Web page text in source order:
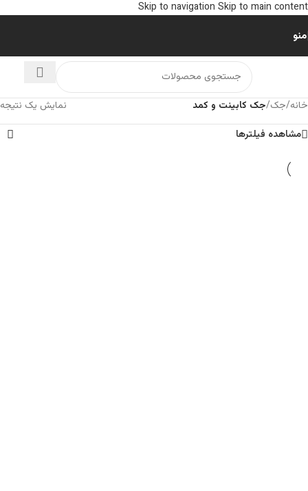
Skip to navigation Skip to main content
منو
خانه/جک/جک کابینت و کمد
نمایش یک نتیجه
مشاهده فیلترها